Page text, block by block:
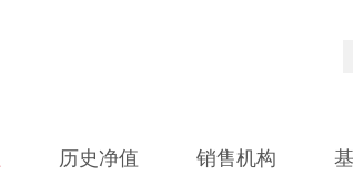
历史净值 销售机构